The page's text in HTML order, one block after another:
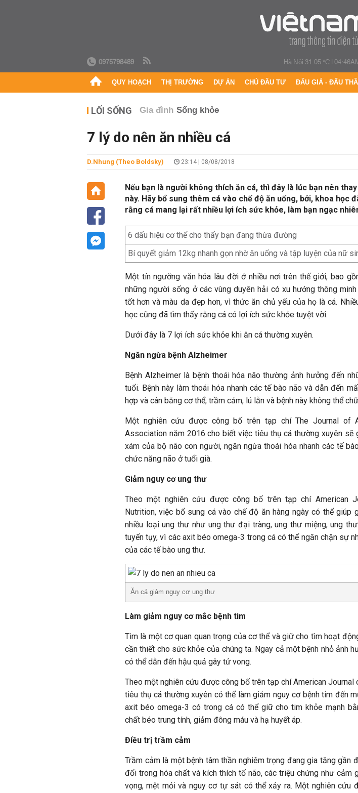
0975798489 Hà Nội 31.05 °C|
QUY HOẠCH THỊ TRƯỜNG DỰ ÁN CHỦ ĐẦU TƯ ĐẤU GIÁ - ĐẤU
LỐI SỐNG Gia đình Sống khỏe
7 lý do nên ăn nhiều cá
D.Nhung (Theo Boldsky) 23:14 | 08/08/2018
Nếu bạn là người không thích ăn cá, thì đây là lúc bạn nên
này. Hãy bổ sung thêm cá vào chế độ ăn uống, bởi, khoa học
rằng cá mang lại rất nhiều lợi ích sức khỏe, làm bạn ngạc
6 dấu hiệu cơ thể cho thấy bạn đang thừa đường
Bí quyết giảm 12kg nhanh gọn nhờ ăn uống và tập luyện của nữ
Một tín ngưỡng văn hóa lâu đời ở nhiều nơi trên thế giới, bao
những người sống ở các vùng duyên hải có xu hướng thông
tốt hơn và màu da đẹp hơn, vì thức ăn chủ yếu của họ là cá.
học cũng đã tìm thấy rằng cá có lợi ích sức khỏe tuyệt vời.
Dưới đây là 7 lợi ích sức khỏe khi ăn cá thường xuyên.
Ngăn ngừa bệnh Alzheimer
Bệnh Alzheimer là bệnh thoái hóa não thường ảnh hưởng đến
tuổi. Bệnh này làm thoái hóa nhanh các tế bào não và dẫn đến
hợp và cân bằng cơ thể, trầm cảm, lú lẫn và bệnh này không thể
Một nghiên cứu được công bố trên tạp chí The Journal of
Association năm 2016 cho biết việc tiêu thụ cá thường xuyên sẽ
xám của bộ não con người, ngăn ngừa thoái hóa nhanh các tế
chức năng não ở tuổi già.
Giảm nguy cơ ung thư
Theo một nghiên cứu được công bố trên tạp chí American
Nutrition, việc bổ sung cá vào chế độ ăn hàng ngày có thể giúp
nhiều loại ung thư như ung thư đại tràng, ung thư miệng, ung
tuyến tụy, vì các axit béo omega-3 trong cá có thể ngăn chặn sự
của các tế bào ung thư.
Ăn cá giảm nguy cơ ung thư
Làm giảm nguy cơ mắc bệnh tim
Tim là một cơ quan quan trọng của cơ thể và giữ cho tìm hoạt
cần thiết cho sức khỏe của chúng ta. Ngay cả một bệnh nhỏ ảnh
có thể dẫn đến hậu quả gây tử vong.
Theo một nghiên cứu được công bố trên tạp chí American Journal
tiêu thụ cá thường xuyên có thể làm giảm nguy cơ bệnh tim đến
axit béo omega-3 có trong cá có thể giữ cho tim khỏe mạnh
chất béo trung tính, giảm đông máu và hạ huyết áp.
Điều trị trầm cảm
Trầm cảm là một bệnh tâm thần nghiêm trọng đang gia tăng gần
đổi trong hóa chất và kích thích tố não, các triệu chứng như cảm
vọng, mệt mỏi và nguy cơ tự sát có thể xảy ra. Một nghiên cứu